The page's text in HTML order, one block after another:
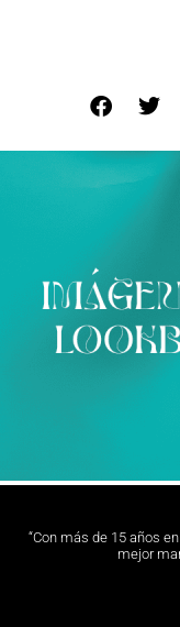
“Con más de 15 años
mejor